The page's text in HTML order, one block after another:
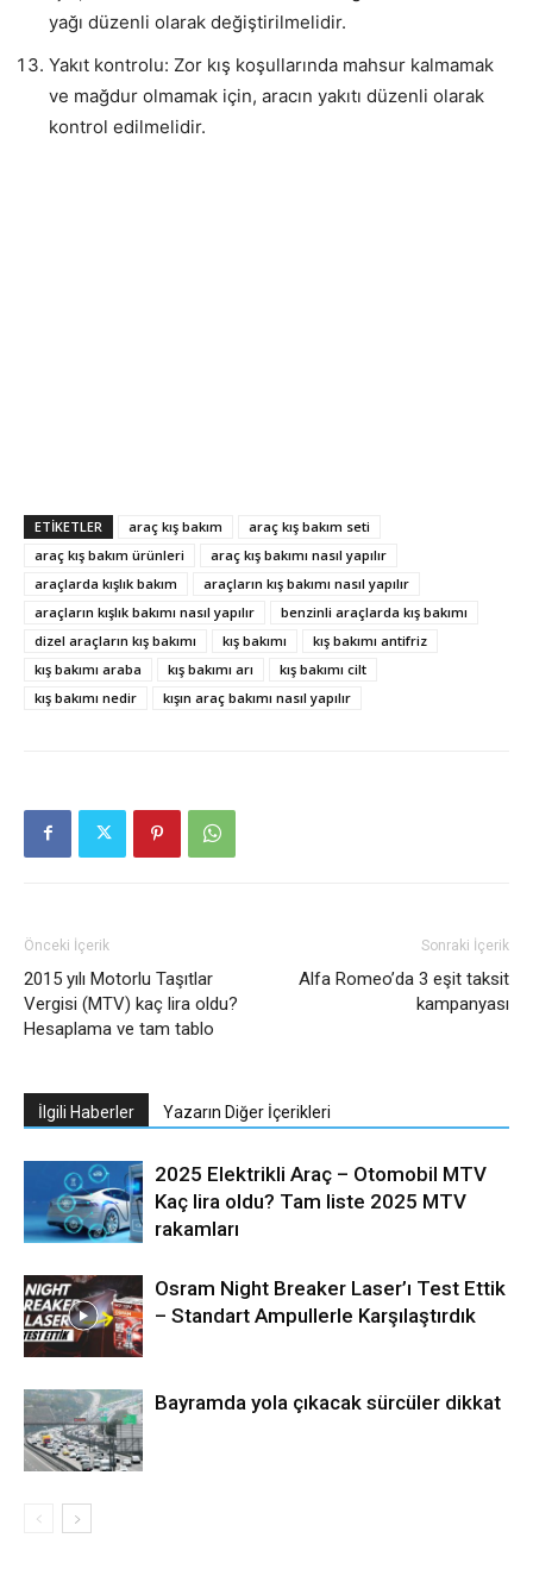
yağı düzenli olarak değiştirilmelidir.
Yakıt kontrolu: Zor kış koşullarında mahsur kalmamak
ve mağdur olmamak için, aracın yakıtı düzenli olarak
kontrol edilmelidir.
ETIKETLER araç kış bakım
araç kış bakım seti
araç kış bakım ürünleri
araç kış bakımı nasıl yapılır
araçlarda kışlık bakım
araçların kış bakımı nasıl yapılır
araçların kışlık bakımı nasıl yapılır
benzinli araçlarda kış bakımı
dizel araçların kış bakımı
kış bakımı
kış bakımı antifriz
kış bakımı araba
kış bakımı arı
kış bakımı cilt
kış bakımı nedir
kışın araç bakımı nasıl yapılır
Önceki İçerik
2015 yılı Motorlu Taşıtlar
Vergisi (MTV) kaç lira oldu?
Hesaplama ve tam tablo
Sonraki İçerik
Alfa Romeo’da 3 eşit taksit
kampanyası
İlgili Haberler Yazarın Diğer İçerikleri
2025 Elektrikli Araç – Otomobil MTV
Kaç lira oldu? Tam liste 2025 MTV
rakamları
Osram Night Breaker Laser’ı Test Ettik
– Standart Ampullerle Karşılaştırdık
Bayramda yola çıkacak sürcüler dikkat